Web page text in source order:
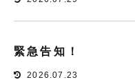
緊急告知！
2026.07.23